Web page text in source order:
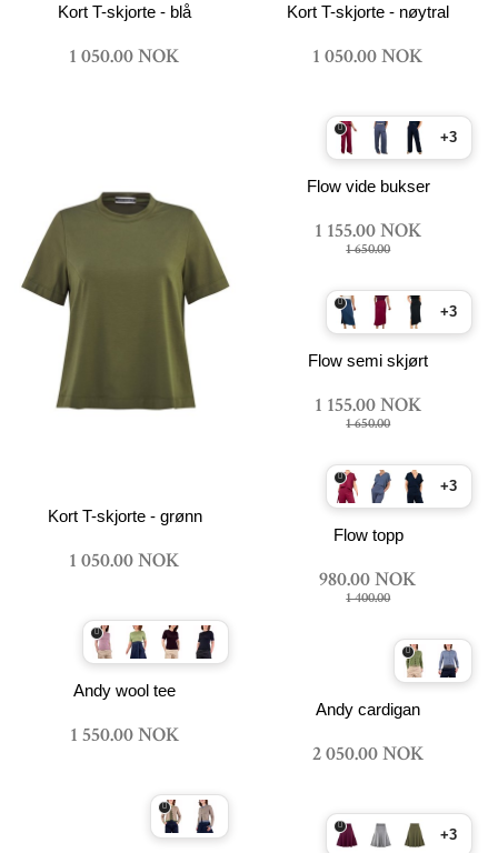
Kort T-skjorte - blå
1 050.00 NOK
Kort T-skjorte - nøytral
1 050.00 NOK
Kort T-skjorte - grønn
1 050.00 NOK
+3
Flow vide bukser
1 155.00 NOK
1 650.00
+3
Flow semi skjørt
1 155.00 NOK
1 650.00
+3
Flow topp
980.00 NOK
1 400.00
Andy wool tee
1 550.00 NOK
Andy cardigan
2 050.00 NOK
+3